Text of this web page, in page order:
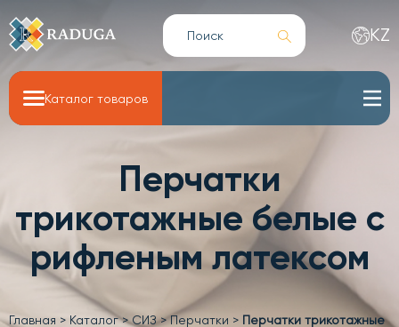
KZ
Каталог товаров
Перчатки
трикотажные белые с
рифленым латексом
Главная > Каталог>СИЗ>Перчатки > Перчатки трикотажные